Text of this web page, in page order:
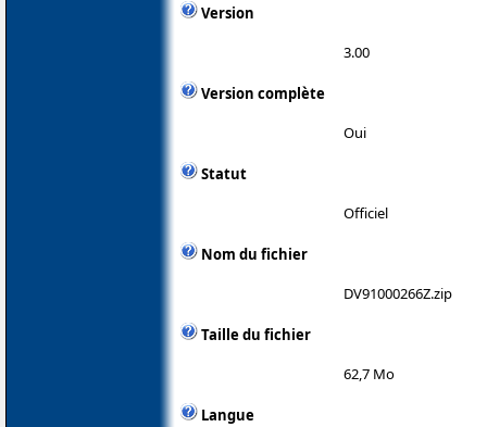
Version
3.00
Version complète
Oui
Statut
Officiel
Nom du fichier
DV91000266Z.zip
Taille du fichier
62,7 Mo
Langue